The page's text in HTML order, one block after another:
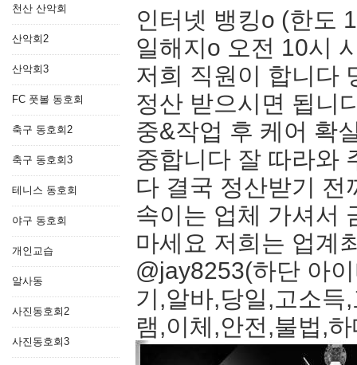
천산 산악회
산악회2
산악회3
FC 풋볼 동호회
축구 동호회2
축구 동호회3
테니스 동호회
야구 동호회
개인교습
알사동
사진동호회2
사진동호회3
인터넷 뱅킹o (한도
일해지o 오전 10시
저희 직원이 합니다
정산 받으시면 됩니
중&작업 후 케어 확
중합니다 잘 따라와
다 결국 정산받기 전
속이는 업체 가셔서
마세요 저희는 업계
@jay8253(하단 아
기,알바,당일,고소득
램,이체,안전,불법,